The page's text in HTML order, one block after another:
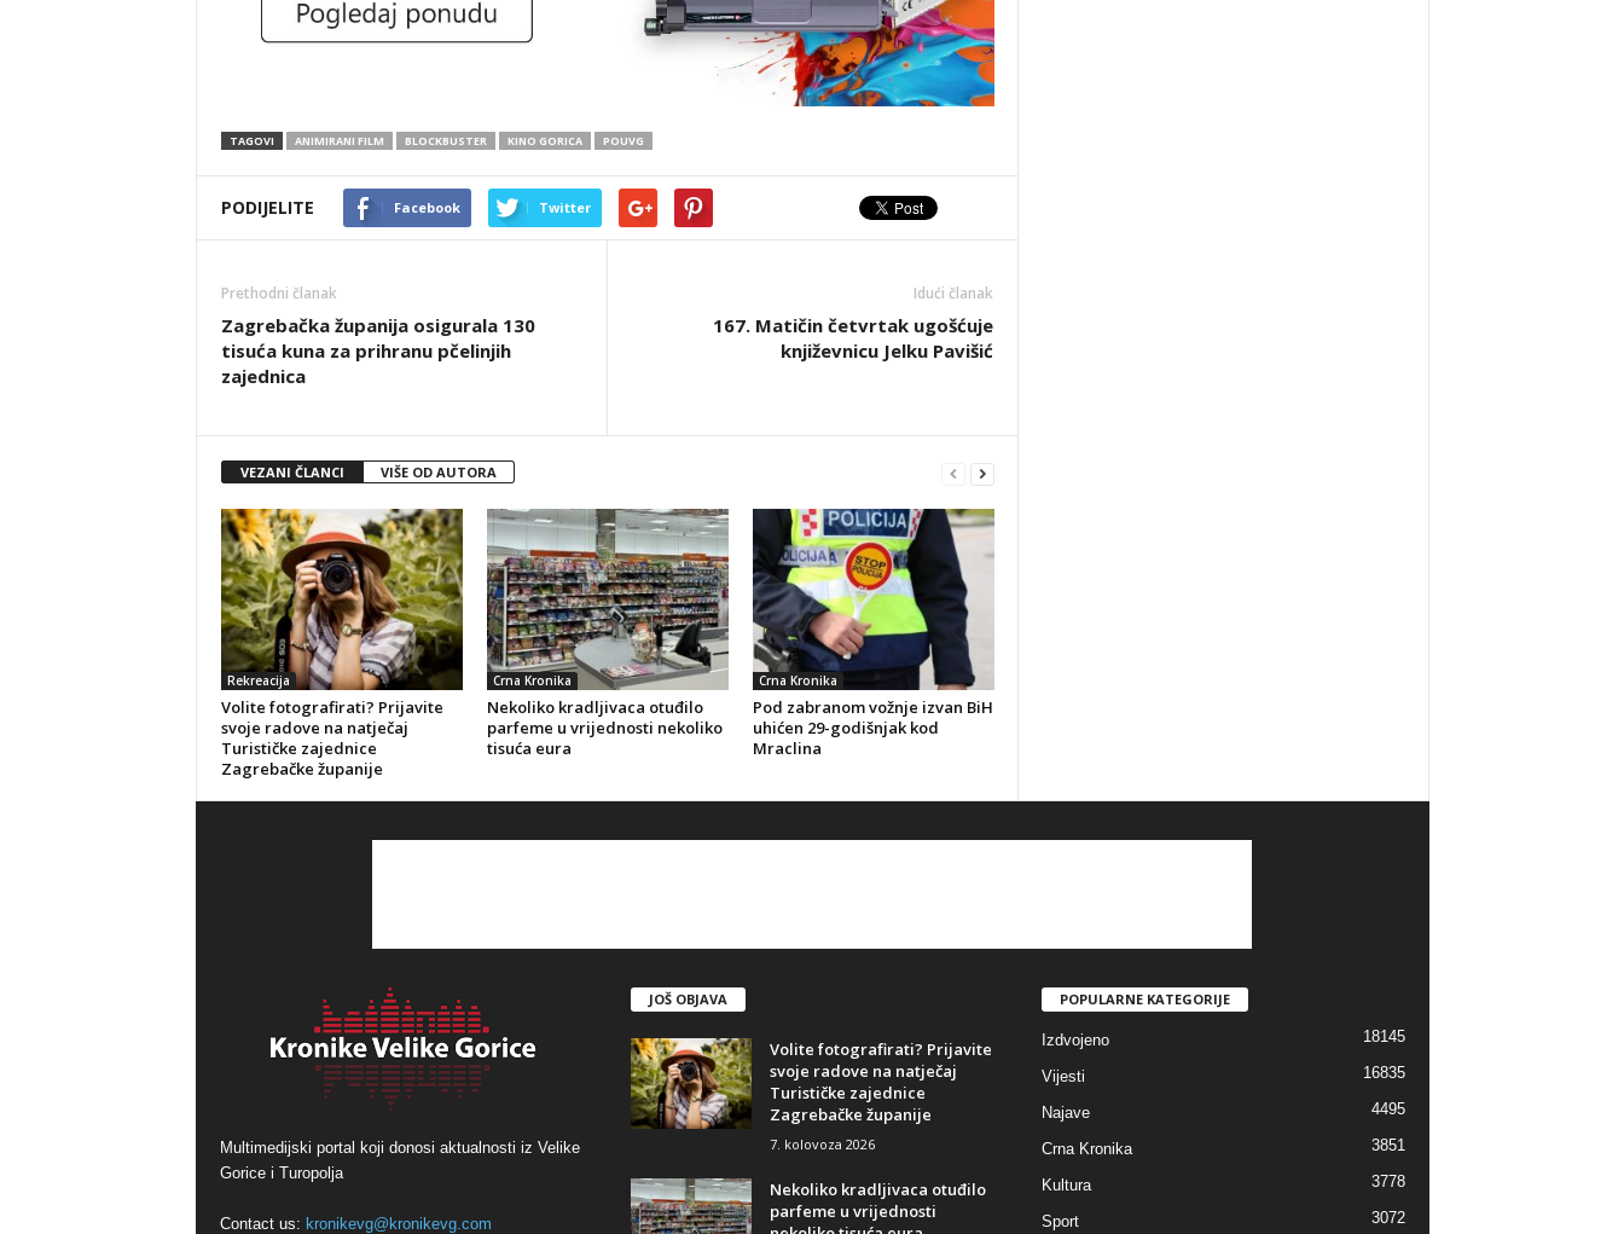
TAGOVI ANIMIRANI FILM BLOCKBUSTER KINO GORICA POUVG
PODIJELITE Facebook Twitter
Prethodni članak
Zagrebačka županija osigurala 130
tisuća kuna za prihranu pčelinjih
zajednica
Idući članak
167. Matičin četvrtak ugošćuje
književnicu Jelku Pavišić
VEZANI ČLANCI VIŠE OD AUTORA
Rekreacija
Volite fotografirati? Prijavite
svoje radove na natječaj
Turističke zajednice
Zagrebačke županije
Crna Kronika
Nekoliko kradljivaca otuđilo
parfeme u vrijednosti nekoliko
tisuća eura
Crna Kronika
Pod zabranom vožnje izvan BiH
uhićen 29-godišnjak kod
Mraclina
Multimedijski portal koji donosi aktualnosti iz Velike
Gorice i Turopolja
Contact us: kronikevg@kronikevg.com
JOŠ OBJAVA
Volite fotografirati? Prijavite
svoje radove na natječaj
Turističke zajednice
Zagrebačke županije
7. kolovoza 2026
Nekoliko kradljivaca otuđilo
parfeme u vrijednosti
POPULARNE KATEGORIJE
Izdvojeno 18145
Vijesti 16835
Najave 4495
Crna Kronika 3851
Kultura 3778
Sport 3072